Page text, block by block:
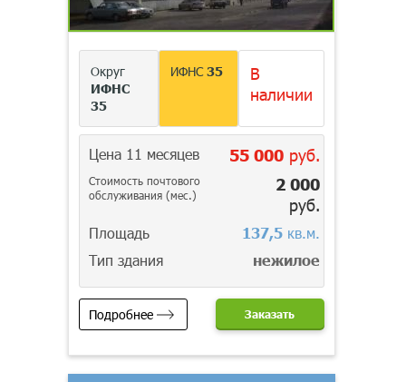
Округ
ИФНС
35
ИФНС35
В
наличии
Цена 11 месяцев 55 000руб.
Стоимость почтового
обслуживания (мес.)
2 000
руб.
Площадь 137,5кв.м.
Тип здания
нежилое
Подробнее Заказать